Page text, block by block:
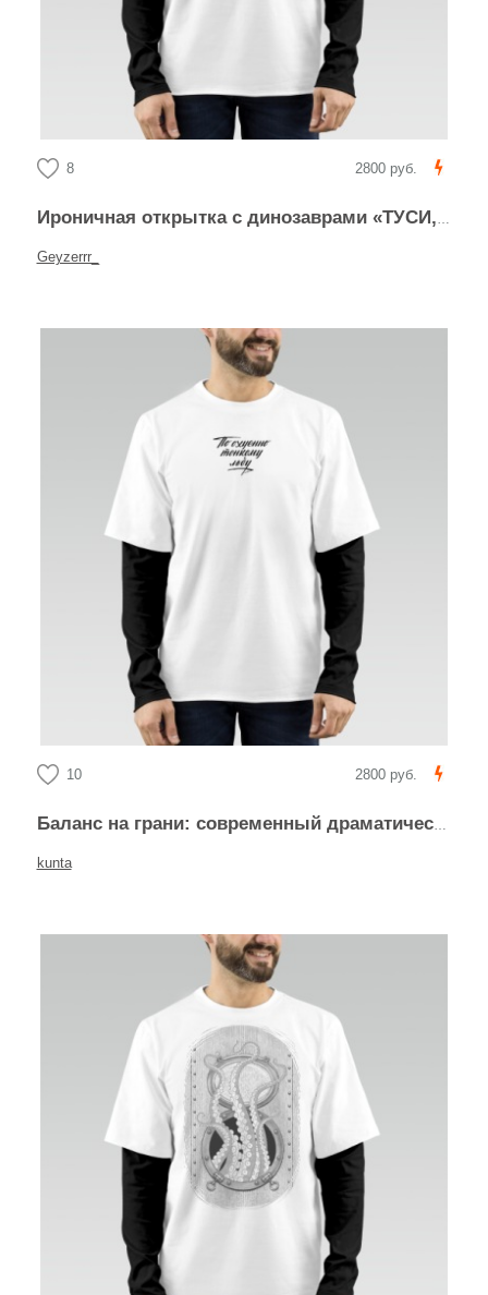
8 2800 руб.
Ироничная открытка с динозаврами «ТУСИ, ПОКА НЕ ВЫМЕР!»
Geyzerrr_
10 2800 руб.
Баланс на грани: современный драматический леттеринг
kunta